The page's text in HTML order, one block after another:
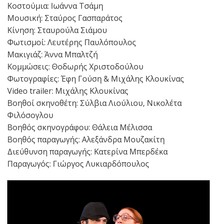
Κοστούμια: Ιωάννα Τσάμη
Μουσική: Σταύρος Γασπαράτος
Κίνηση: Σταυρούλα Σιάμου
Φωτισμοί: Λευτέρης Παυλόπουλος
Μακιγιάζ: Άννα Μπαλτζή
Κομμώσεις: Θοδωρής Χριστοδούλου
Φωτογραφίες: Έφη Γούση & Μιχάλης Κλουκίνας
Video trailer: Μιχάλης Κλουκίνας
Βοηθοί σκηνοθέτη: Σύλβια Λιούλιου, Νικολέτα
Φιλόσογλου
Βοηθός σκηνογράφου: Θάλεια Μέλισσα
Βοηθός παραγωγής: Αλεξάνδρα Μουζακίτη
Διεύθυνση παραγωγής: Κατερίνα Μπερδέκα
Παραγωγός: Γιώργος Λυκιαρδόπουλος